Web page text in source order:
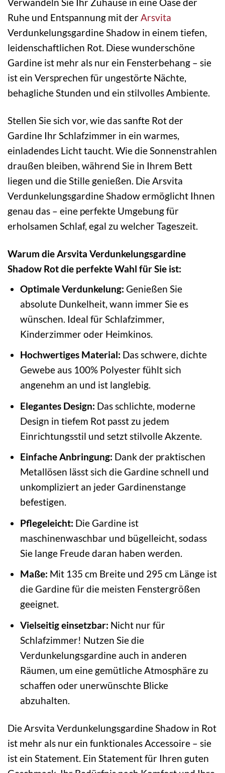
Ruhe und Entspannung mit derArsvita
Verdunkelungsgardine Shadow in einem tiefen,
leidenschaftlichen Rot. Diese wunderschöne
Gardine ist mehr als nur ein Fensterbehang – sie
ist ein Versprechen für ungestörte Nächte,
behagliche Stunden und ein stilvolles Ambiente.
Stellen Sie sich vor, wie das sanfte Rot der
Gardine Ihr Schlafzimmer in ein warmes,
einladendes Licht taucht. Wie die Sonnenstrahlen
draußen bleiben, während Sie in Ihrem Bett
liegen und die Stille genießen. Die Arsvita
Verdunkelungsgardine Shadow ermöglicht Ihnen
genau das – eine perfekte Umgebung für
erholsamen Schlaf, egal zu welcher Tageszeit.
Warum die Arsvita Verdunkelungsgardine
Shadow Rot die perfekte Wahl für Sie ist:
Optimale Verdunkelung: Genießen Sie
absolute Dunkelheit, wann immer Sie es
wünschen. Ideal für Schlafzimmer,
Kinderzimmer oder Heimkinos.
Hochwertiges Material: Das schwere, dichte
Gewebe aus 100% Polyester fühlt sich
angenehm an und ist langlebig.
Elegantes Design: Das schlichte, moderne
Design in tiefem Rot passt zu jedem
Einrichtungsstil und setzt stilvolle Akzente.
Einfache Anbringung: Dank der praktischen
Metallösen lässt sich die Gardine schnell und
unkompliziert an jeder Gardinenstange
befestigen.
Pflegeleicht: Die Gardine ist
maschinenwaschbar und bügelleicht, sodass
Sie lange Freude daran haben werden.
Maße: Mit 135 cm Breite und 295 cm Länge ist
die Gardine für die meisten Fenstergrößen
geeignet.
Vielseitig einsetzbar: Nicht nur für
Schlafzimmer! Nutzen Sie die
Verdunkelungsgardine auch in anderen
Räumen, um eine gemütliche Atmosphäre zu
schaffen oder unerwünschte Blicke
abzuhalten.
Die Arsvita Verdunkelungsgardine Shadow in Rot
ist mehr als nur ein funktionales Accessoire – sie
ist ein Statement. Ein Statement für Ihren guten